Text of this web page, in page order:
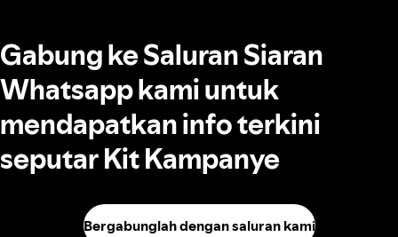
Gabung ke Saluran Siaran
Whatsapp kami untuk
mendapatkan info terkini
seputar Kit Kampanye
Bergabunglah dengan saluran kami